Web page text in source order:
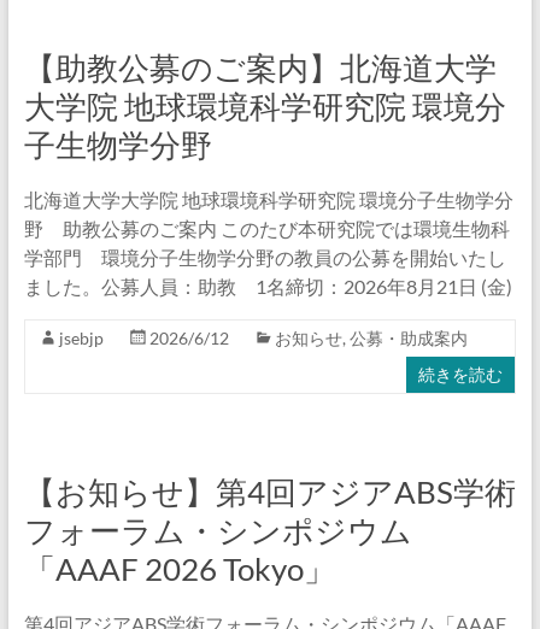
【助教公募のご案内】北海道大学
大学院 地球環境科学研究院 環境分
子生物学分野
北海道大学大学院 地球環境科学研究院 環境分子生物学分
野 助教公募のご案内 このたび本研究院では環境生物科
学部門 環境分子生物学分野の教員の公募を開始いたし
ました。公募人員：助教 1名締切：2026年8月21日 (金)
jsebjp 2026/6/12 お知らせ, 公募・助成案内
続きを読む
【お知らせ】第4回アジアABS学術
フォーラム・シンポジウム
「AAAF 2026 Tokyo」
第4回アジアABS学術フォーラム・シンポジウム「AAAF